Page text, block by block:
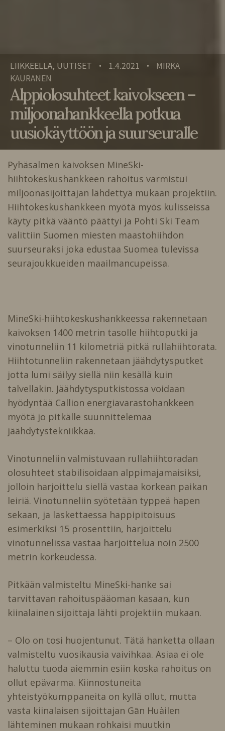
LIIKKEELLÄ, UUTISET • 1.4.2021 •
MIRKA
KAURANEN
Alppiolosuhteet kaivokseen –
miljoonahankkeella potkua
uusiokäyttöön ja suurseuralle
Pyhäsalmen kaivoksen MineSki-
hiihtokeskushankkeen rahoitus varmistui
miljoonasijoittajan lähdettyä mukaan projektiin.
Hiihtokeskushankkeen myötä myös kulisseissa
käyty pitkä vääntö päättyi ja Pohti Ski Team
valittiin Suomen miesten maastohiihdon
suurseuraksi joka edustaa Suomea tulevissa
seurajoukkueiden maailmancupeissa.
MineSki-hiihtokeskushankkeessa rakennetaan
kaivoksen 1400 metrin tasolle hiihtoputki ja
vinotunneliin 11 kilometriä pitkä rullahiihtorata.
Hiihtotunneliin rakennetaan jäähdytysputket
jotta lumi säilyy siellä niin kesällä kuin
talvellakin. Jäähdytysputkistossa voidaan
hyödyntää Callion energiavarastohankkeen
myötä jo pitkälle suunnittelemaa
jäähdytystekniikkaa.
Vinotunneliin valmistuvaan rullahiihtoradan
olosuhteet stabilisoidaan alppimajamaisiksi,
jolloin harjoittelu siellä vastaa korkean paikan
leiriä. Vinotunneliin syötetään typpeä hapen
sekaan, ja laskettaessa happipitoisuus
esimerkiksi 15 prosenttiin, harjoittelu
vinotunnelissa vastaa harjoittelua noin 2500
metrin korkeudessa.
Pitkään valmisteltu MineSki-hanke sai
tarvittavan rahoituspääoman kasaan, kun
kiinalainen sijoittaja lähti projektiin mukaan.
– Olo on tosi huojentunut. Tätä hanketta ollaan
valmisteltu vuosikausia vaivihkaa. Asiaa ei ole
haluttu tuoda aiemmin esiin koska rahoitus on
ollut epävarma. Kiinnostuneita
yhteistyökumppaneita on kyllä ollut, mutta
vasta kiinalaisen sijoittajan Gān Huàilen
lähteminen mukaan rohkaisi muutkin